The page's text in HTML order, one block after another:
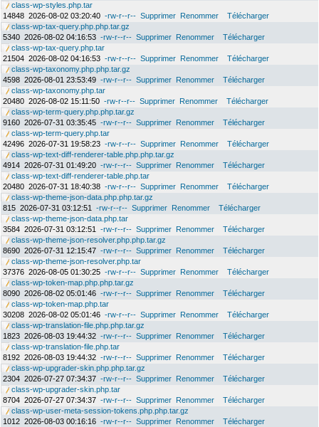
class-wp-styles.php.tar
14848 2026-08-02 03:20:40 -rw-r--r-- Supprimer Renommer
Télécharger
class-wp-tax-query.php.php.tar.gz
5340 2026-08-02 04:16:53 -rw-r--r-- Supprimer Renommer
Télécharger
class-wp-tax-query.php.tar
21504 2026-08-02 04:16:53 -rw-r--r-- Supprimer Renommer
Télécharger
class-wp-taxonomy.php.php.tar.gz
4598 2026-08-01 23:53:49 -rw-r--r-- Supprimer Renommer
Télécharger
class-wp-taxonomy.php.tar
20480 2026-08-02 15:11:50 -rw-r--r-- Supprimer Renommer
Télécharger
class-wp-term-query.php.php.tar.gz
9160 2026-07-31 03:35:45 -rw-r--r-- Supprimer Renommer
Télécharger
class-wp-term-query.php.tar
42496 2026-07-31 19:58:23 -rw-r--r-- Supprimer Renommer
Télécharger
class-wp-text-diff-renderer-table.php.php.tar.gz
4914 2026-07-31 01:49:20 -rw-r--r-- Supprimer Renommer
Télécharger
class-wp-text-diff-renderer-table.php.tar
20480 2026-07-31 18:40:38 -rw-r--r-- Supprimer Renommer
Télécharger
class-wp-theme-json-data.php.php.tar.gz
815 2026-07-31 03:12:51 -rw-r--r-- Supprimer Renommer
Télécharger
class-wp-theme-json-data.php.tar
3584 2026-07-31 03:12:51 -rw-r--r-- Supprimer Renommer
Télécharger
class-wp-theme-json-resolver.php.php.tar.gz
8690 2026-07-31 12:15:47 -rw-r--r-- Supprimer Renommer
Télécharger
class-wp-theme-json-resolver.php.tar
37376 2026-08-05 01:30:25 -rw-r--r-- Supprimer Renommer
Télécharger
class-wp-token-map.php.php.tar.gz
8090 2026-08-02 05:01:46 -rw-r--r-- Supprimer Renommer
Télécharger
class-wp-token-map.php.tar
30208 2026-08-02 05:01:46 -rw-r--r-- Supprimer Renommer
Télécharger
class-wp-translation-file.php.php.tar.gz
1823 2026-08-03 19:44:32 -rw-r--r-- Supprimer Renommer
Télécharger
class-wp-translation-file.php.tar
8192 2026-08-03 19:44:32 -rw-r--r-- Supprimer Renommer
Télécharger
class-wp-upgrader-skin.php.php.tar.gz
2304 2026-07-27 07:34:37 -rw-r--r-- Supprimer Renommer
Télécharger
class-wp-upgrader-skin.php.tar
8704 2026-07-27 07:34:37 -rw-r--r-- Supprimer Renommer
Télécharger
class-wp-user-meta-session-tokens.php.php.tar.gz
1012 2026-08-03 00:16:16 -rw-r--r-- Supprimer Renommer
Télécharger